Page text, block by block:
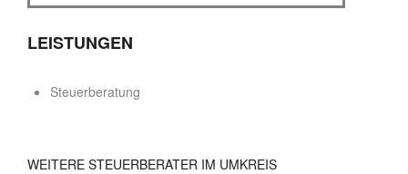
LEISTUNGEN
Steuerberatung
WEITERE STEUERBERATER IM UMKREIS